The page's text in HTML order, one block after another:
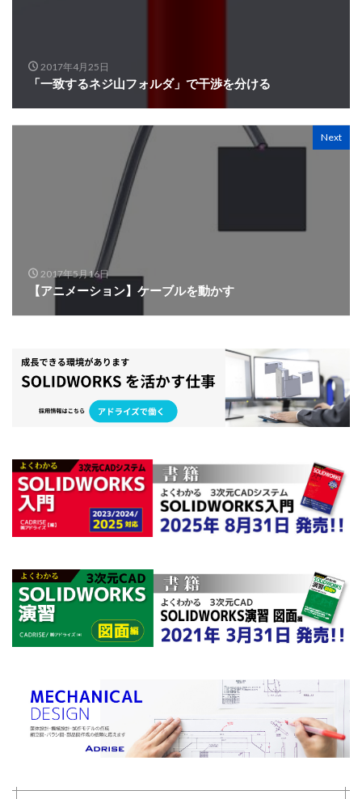
2017年4月25日
「一致するネジ山フォルダ」で干渉を分ける
Next
2017年5月16日
【アニメーション】ケーブルを動かす